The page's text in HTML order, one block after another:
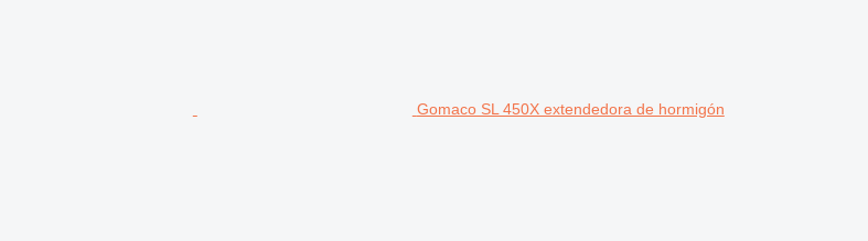
Gomaco SL 450X extendedora de hormigón